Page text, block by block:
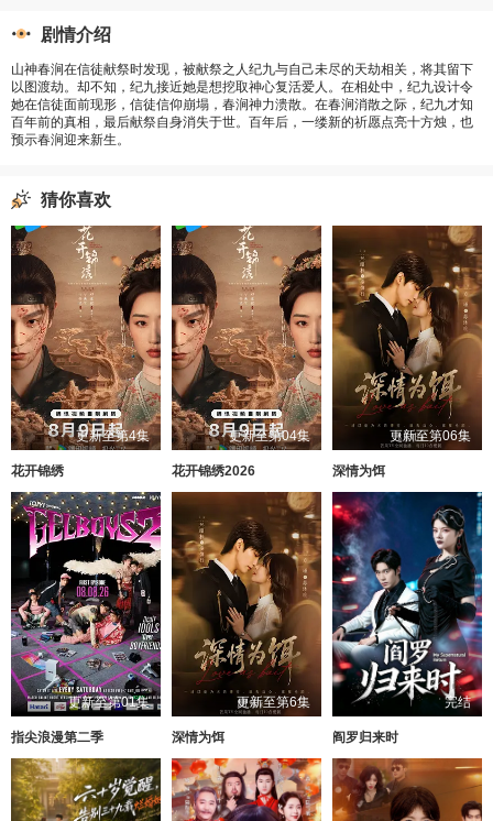
剧情介绍
山神春涧在信徒献祭时发现，被献祭之人纪九与自己未尽的天劫相关，将其留下
以图渡劫。却不知，纪九接近她是想挖取神心复活爱人。在相处中，纪九设计令
她在信徒面前现形，信徒信仰崩塌，春涧神力溃散。在春涧消散之际，纪九才知
百年前的真相，最后献祭自身消失于世。百年后，一缕新的祈愿点亮十方烛，也
预示春涧迎来新生。
猜你喜欢
更新至第4集
花开锦绣
更新至第04集
花开锦绣2026
更新至第06集
深情为饵
更新至第01集
指尖浪漫第二季
更新至第6集
深情为饵
完结
阎罗归来时